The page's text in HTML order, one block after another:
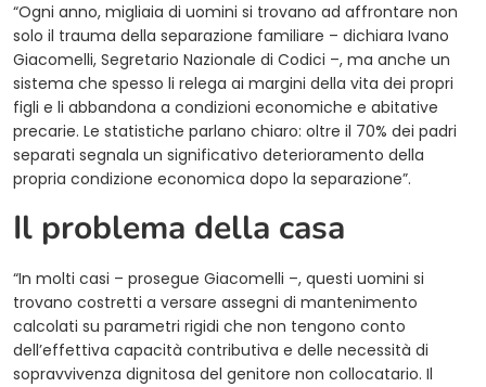
“Ogni anno, migliaia di uomini si trovano ad affrontare non
solo il trauma della separazione familiare – dichiara Ivano
Giacomelli, Segretario Nazionale di Codici –, ma anche un
sistema che spesso li relega ai margini della vita dei propri
figli e li abbandona a condizioni economiche e abitative
precarie. Le statistiche parlano chiaro: oltre il 70% dei padri
separati segnala un significativo deterioramento della
propria condizione economica dopo la separazione”.
Il problema della casa
“In molti casi – prosegue Giacomelli –, questi uomini si
trovano costretti a versare assegni di mantenimento
calcolati su parametri rigidi che non tengono conto
dell’effettiva capacità contributiva e delle necessità di
sopravvivenza dignitosa del genitore non collocatario. Il